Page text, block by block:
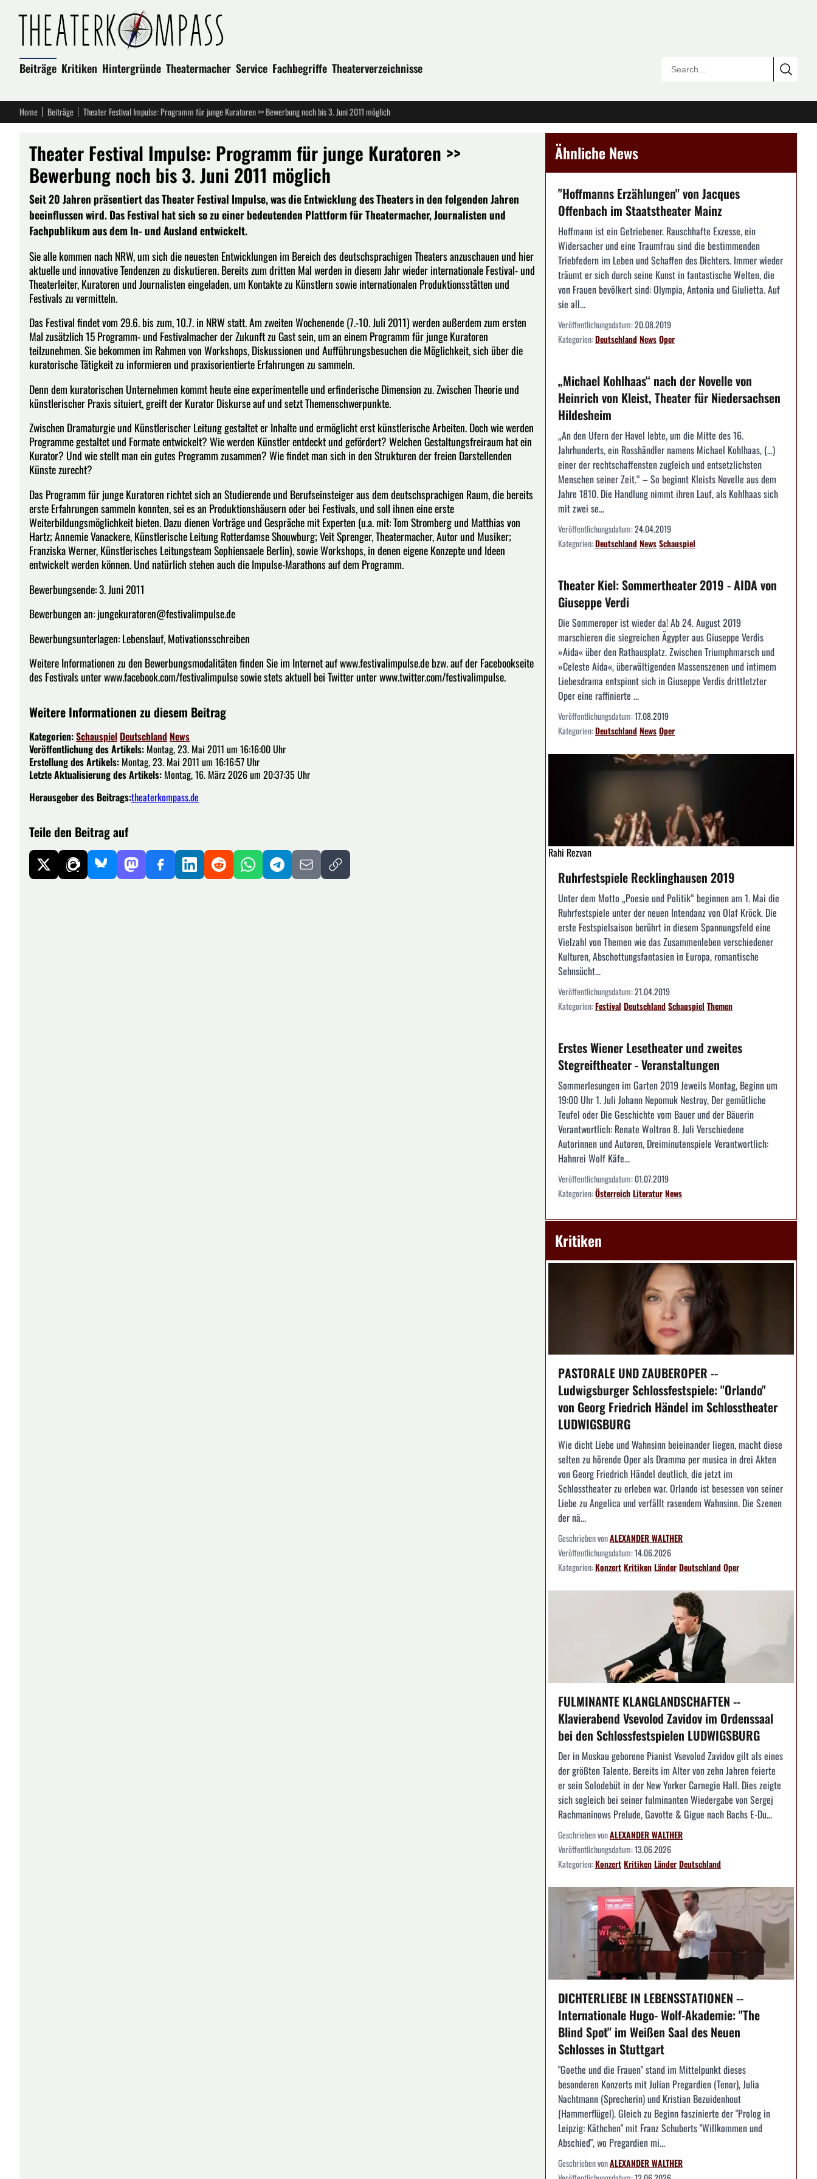
Beiträge Kritiken Hintergründe Theatermacher Service Fachbegriffe Theaterverzeichnisse
Home Beiträge Theater Festival Impulse: Programm für junge Kuratoren >> Bewerbung noch bis 3. Juni 2011 möglich
Theater Festival Impulse: Programm für junge Kuratoren >>
Bewerbung noch bis 3. Juni 2011 möglich
Seit 20 Jahren präsentiert das Theater Festival Impulse, was die Entwicklung des Theaters in den folgenden Jahren
beeinflussen wird. Das Festival hat sich so zu einer bedeutenden Plattform für Theatermacher, Journalisten und
Fachpublikum aus dem In- und Ausland entwickelt.
Sie alle kommen nach NRW, um sich die neuesten Entwicklungen im Bereich des deutschsprachigen Theaters anzuschauen und hier
aktuelle und innovative Tendenzen zu diskutieren. Bereits zum dritten Mal werden in diesem Jahr wieder internationale Festival- und
Theaterleiter, Kuratoren und Journalisten eingeladen, um Kontakte zu Künstlern sowie internationalen Produktionsstätten und
Festivals zu vermitteln.
Das Festival findet vom 29.6. bis zum, 10.7. in NRW statt. Am zweiten Wochenende (7.-10. Juli 2011) werden außerdem zum ersten
Mal zusätzlich 15 Programm- und Festivalmacher der Zukunft zu Gast sein, um an einem Programm für junge Kuratoren
teilzunehmen. Sie bekommen im Rahmen von Workshops, Diskussionen und Aufführungsbesuchen die Möglichkeit, sich über die
kuratorische Tätigkeit zu informieren und praxisorientierte Erfahrungen zu sammeln.
Denn dem kuratorischen Unternehmen kommt heute eine experimentelle und erfinderische Dimension zu. Zwischen Theorie und
künstlerischer Praxis situiert, greift der Kurator Diskurse auf und setzt Themenschwerpunkte.
Zwischen Dramaturgie und Künstlerischer Leitung gestaltet er Inhalte und ermöglicht erst künstlerische Arbeiten. Doch wie werden
Programme gestaltet und Formate entwickelt? Wie werden Künstler entdeckt und gefördert? Welchen Gestaltungsfreiraum hat ein
Kurator? Und wie stellt man ein gutes Programm zusammen? Wie findet man sich in den Strukturen der freien Darstellenden
Künste zurecht?
Das Programm für junge Kuratoren richtet sich an Studierende und Berufseinsteiger aus dem deutschsprachigen Raum, die bereits
erste Erfahrungen sammeln konnten, sei es an Produktionshäusern oder bei Festivals, und soll ihnen eine erste
Weiterbildungsmöglichkeit bieten. Dazu dienen Vorträge und Gespräche mit Experten (u.a. mit: Tom Stromberg und Matthias von
Hartz; Annemie Vanackere, Künstlerische Leitung Rotterdamse Shouwburg; Veit Sprenger, Theatermacher, Autor und Musiker;
Franziska Werner, Künstlerisches Leitungsteam Sophiensaele Berlin), sowie Workshops, in denen eigene Konzepte und Ideen
entwickelt werden können. Und natürlich stehen auch die Impulse-Marathons auf dem Programm.
Bewerbungsende: 3. Juni 2011
Bewerbungen an: jungekuratoren@festivalimpulse.de
Bewerbungsunterlagen: Lebenslauf, Motivationsschreiben
Weitere Informationen zu den Bewerbungsmodalitäten finden Sie im Internet auf www.festivalimpulse.de bzw. auf der Facebookseite
des Festivals unter www.facebook.com/festivalimpulse sowie stets aktuell bei Twitter unter www.twitter.com/festivalimpulse.
Weitere Informationen zu diesem Beitrag
Kategorien:Schauspiel Deutschland News
Veröffentlichung des Artikels: Montag, 23. Mai 2011 um 16:16:00 Uhr
Erstellung des Artikels: Montag, 23. Mai 2011 um 16:16:57 Uhr
Letzte Aktualisierung des Artikels: Montag, 16. März 2026 um 20:37:35 Uhr
Herausgeber des Beitrags:theaterkompass.de
Teile den Beitrag auf
Ähnliche News
"Hoffmanns Erzählungen" von Jacques
Offenbach im Staatstheater Mainz
Hoffmann ist ein Getriebener. Rauschhafte Exzesse, ein
Widersacher und eine Traumfrau sind die bestimmenden
Triebfedern im Leben und Schaffen des Dichters. Immer wieder
träumt er sich durch seine Kunst in fantastische Welten, die
von Frauen bevölkert sind: Olympia, Antonia und Giulietta. Auf
sie all...
Veröffentlichungsdatum:20.08.2019
Kategorien:DeutschlandNewsOper
„Michael Kohlhaas“ nach der Novelle von
Heinrich von Kleist, Theater für Niedersachsen
Hildesheim
„An den Ufern der Havel lebte, um die Mitte des 16.
Jahrhunderts, ein Rosshändler namens Michael Kohlhaas, (…)
einer der rechtschaffensten zugleich und entsetzlichsten
Menschen seiner Zeit.“ – So beginnt Kleists Novelle aus dem
Jahre 1810. Die Handlung nimmt ihren Lauf, als Kohlhaas sich
mit zwei se...
Veröffentlichungsdatum:24.04.2019
Kategorien:DeutschlandNewsSchauspiel
Theater Kiel: Sommertheater 2019 - AIDA von
Giuseppe Verdi
Die Sommeroper ist wieder da! Ab 24. August 2019
marschieren die siegreichen Ägypter aus Giuseppe Verdis
»Aida« über den Rathausplatz. Zwischen Triumphmarsch und
»Celeste Aida«, überwältigenden Massenszenen und intimem
Liebesdrama entspinnt sich in Giuseppe Verdis drittletzter
Oper eine raffinierte ...
Veröffentlichungsdatum:17.08.2019
Kategorien:DeutschlandNewsOper
Rahi Rezvan
Ruhrfestspiele Recklinghausen 2019
Unter dem Motto „Poesie und Politik“ beginnen am 1. Mai die
Ruhrfestspiele unter der neuen Intendanz von Olaf Kröck. Die
erste Festspielsaison berührt in diesem Spannungsfeld eine
Vielzahl von Themen wie das Zusammenleben verschiedener
Kulturen, Abschottungsfantasien in Europa, romantische
Sehnsücht...
Veröffentlichungsdatum:21.04.2019
Kategorien:Festival DeutschlandSchauspiel Themen
Erstes Wiener Lesetheater und zweites
Stegreiftheater - Veranstaltungen
Sommerlesungen im Garten 2019 Jeweils Montag, Beginn um
19:00 Uhr 1. Juli Johann Nepomuk Nestroy, Der gemütliche
Teufel oder Die Geschichte vom Bauer und der Bäuerin
Verantwortlich: Renate Woltron 8. Juli Verschiedene
Autorinnen und Autoren, Dreiminutenspiele Verantwortlich:
Hahnrei Wolf Käfe...
Veröffentlichungsdatum:01.07.2019
Kategorien:ÖsterreichLiteraturNews
Kritiken
PASTORALE UND ZAUBEROPER --
Ludwigsburger Schlossfestspiele: "Orlando"
von Georg Friedrich Händel im Schlosstheater
LUDWIGSBURG
Wie dicht Liebe und Wahnsinn beieinander liegen, macht diese
selten zu hörende Oper als Dramma per musica in drei Akten
von Georg Friedrich Händel deutlich, die jetzt im
Schlosstheater zu erleben war. Orlando ist besessen von seiner
Liebe zu Angelica und verfällt rasendem Wahnsinn. Die Szenen
der nä...
Geschrieben vonALEXANDER WALTHER
Veröffentlichungsdatum:14.06.2026
Kategorien:KonzertKritikenLänderDeutschlandOper
FULMINANTE KLANGLANDSCHAFTEN --
Klavierabend Vsevolod Zavidov im Ordenssaal
bei den Schlossfestspielen LUDWIGSBURG
Der in Moskau geborene Pianist Vsevolod Zavidov gilt als eines
der größten Talente. Bereits im Alter von zehn Jahren feierte
er sein Solodebüt in der New Yorker Carnegie Hall. Dies zeigte
sich sogleich bei seiner fulminanten Wiedergabe von Sergej
Rachmaninows Prelude, Gavotte & Gigue nach Bachs E-Du...
Geschrieben vonALEXANDER WALTHER
Veröffentlichungsdatum:13.06.2026
Kategorien:KonzertKritikenLänderDeutschland
DICHTERLIEBE IN LEBENSSTATIONEN --
Internationale Hugo- Wolf-Akademie: "The
Blind Spot" im Weißen Saal des Neuen
Schlosses in Stuttgart
"Goethe und die Frauen" stand im Mittelpunkt dieses
besonderen Konzerts mit Julian Pregardien (Tenor), Julia
Nachtmann (Sprecherin) und Kristian Bezuidenhout
(Hammerflügel). Gleich zu Beginn faszinierte der "Prolog in
Leipzig: Käthchen" mit Franz Schuberts "Willkommen und
Abschied", wo Pregardien mi...
Geschrieben vonALEXANDER WALTHER